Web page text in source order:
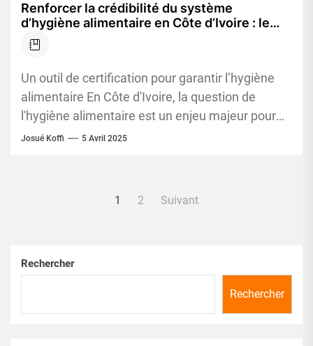
Renforcer la crédibilité du système
d’hygiène alimentaire en Côte d’Ivoire : le
label NORMALISS lance officiellement ses
activités
Un outil de certification pour garantir l’hygiène
alimentaire En Côte d'Ivoire, la question de
l'hygiène alimentaire est un enjeu majeur pour
les consommateurs et les...
Josué Koffi 5 Avril 2025
1 2 Suivant
Rechercher
Rechercher